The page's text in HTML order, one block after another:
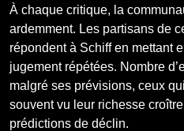
À chaque critique, la
ardemment. Les partisans de
répondent à Schiff en mettant
jugement répétées. Nombre
malgré ses prévisions, ceux
souvent vu leur richesse
prédictions de déclin.